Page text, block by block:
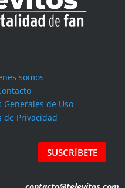
somos
Generales de Uso
de Privacidad
SUSCRÍBETE